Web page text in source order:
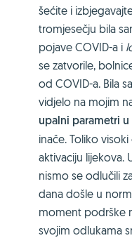
šećite i
tromjesečju bila
pojave COVID-a i
se zatvorile,
od COVID-a. Bila
vidjelo na mojim
upalni parametri
inače. Toliko
aktivaciju lijekova.
nismo se odlučili
dana došle u
moment podrške
svojim odlukama